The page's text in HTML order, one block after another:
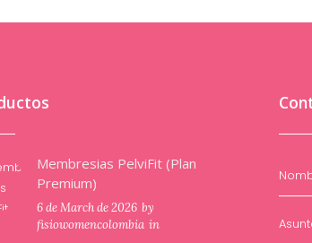
Membresias PelviFit (Plan
Premium)
6 de March de 2026 by
fisiowomencolombia in